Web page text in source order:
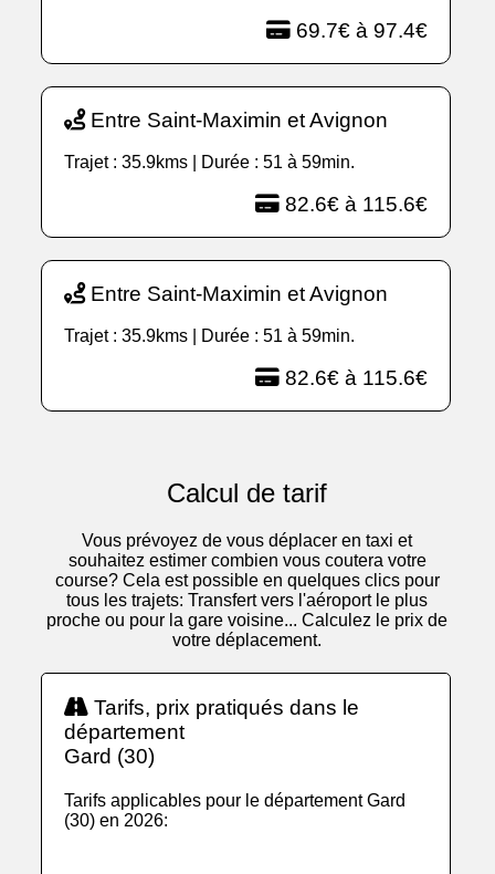
69.7€ à 97.4€
Entre Saint-Maximin et Avignon
Trajet : 35.9kms | Durée : 51 à 59min.
82.6€ à 115.6€
Entre Saint-Maximin et Avignon
Trajet : 35.9kms | Durée : 51 à 59min.
82.6€ à 115.6€
Calcul de tarif
Vous prévoyez de vous déplacer en taxi et
souhaitez estimer combien vous coutera votre
course? Cela est possible en quelques clics pour
tous les trajets: Transfert vers l'aéroport le plus
proche ou pour la gare voisine... Calculez le prix de
votre déplacement.
Tarifs, prix pratiqués dans le
département
Gard (30)
Tarifs applicables pour le département Gard
(30) en 2026: